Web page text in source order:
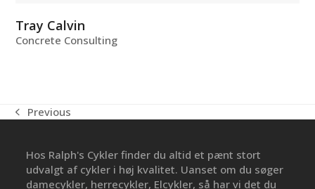
Tray Calvin
Concrete Consulting
previous
Previous
Hos Ralph's Cykler finder du altid et pænt stort
udvalgt af cykler i høj kvalitet. Uanset om du søger
damecykler, herrecykler, Elcykler, så har vi det du